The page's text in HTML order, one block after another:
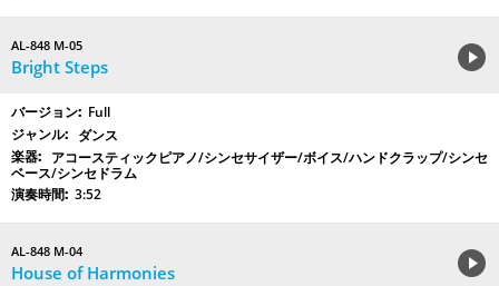
AL-848 M-05
Bright Steps
Full
ダンス
アコースティックピアノ/シンセサイザー/ボイス/ハンドクラップ/シンセ
ベース/シンセドラム
3:52
AL-848 M-04
House of Harmonies